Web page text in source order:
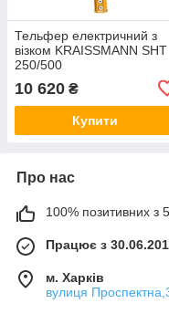
Тельфер електричний з
візком KRAISSMANN SHT
250/500
10 620 ₴
Купити
Про нас
100% позитивних з
Працює з
м. Харків
вулиця